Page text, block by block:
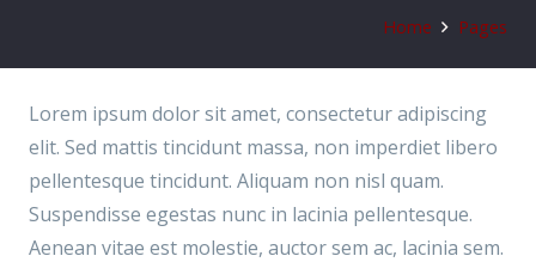
Home Pages
Lorem ipsum dolor sit amet, consectetur adipiscing
elit. Sed mattis tincidunt massa, non imperdiet libero
pellentesque tincidunt. Aliquam non nisl quam.
Suspendisse egestas nunc in lacinia pellentesque.
Aenean vitae est molestie, auctor sem ac, lacinia sem.